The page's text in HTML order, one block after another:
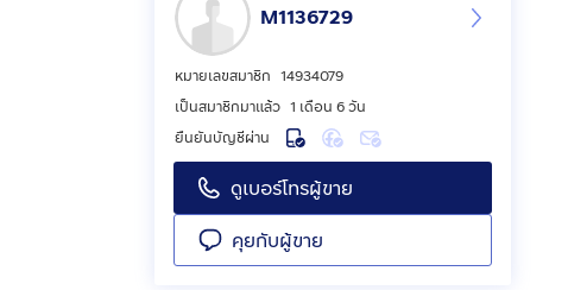
M1136729
หมายเลขสมาชิก 14934079
เป็นสมาชิกมาแล้ว 1 เดือน 6 วัน
ยืนยันบัญชีผ่าน
ดูเบอร์โทรผู้ขาย
คุยกับผู้ขาย